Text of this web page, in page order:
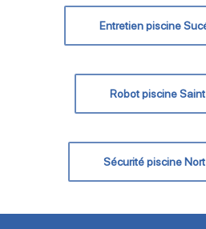
Entretien piscine
Robot piscine
Sécurité piscine